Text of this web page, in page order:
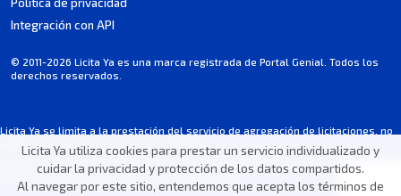
Licita Ya utiliza cookies para prestar un servicio individualizado y
cuidar la privacidad y protección de los datos compartidos.
Al navegar por este sitio, entendemos que acepta los términos de
Licita Ya se limita a la prestación del servicio de agregación de licitaciones, no
participa en los procesos de contratación.
Parte de la información puede contener imprecisiones involuntarias. Consultá
siempre el pliego/aviso oficial de cada licitación.
Integración con API
© 2011-2026 Licita Ya es una marca registrada de Portal Genial. Todos los
derechos reservados.